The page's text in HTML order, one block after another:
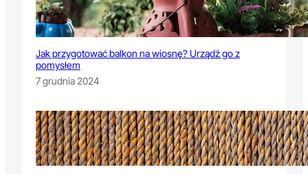
Jak przygotować balkon na wiosnę? Urządź go z
pomysłem
7 grudnia 2024